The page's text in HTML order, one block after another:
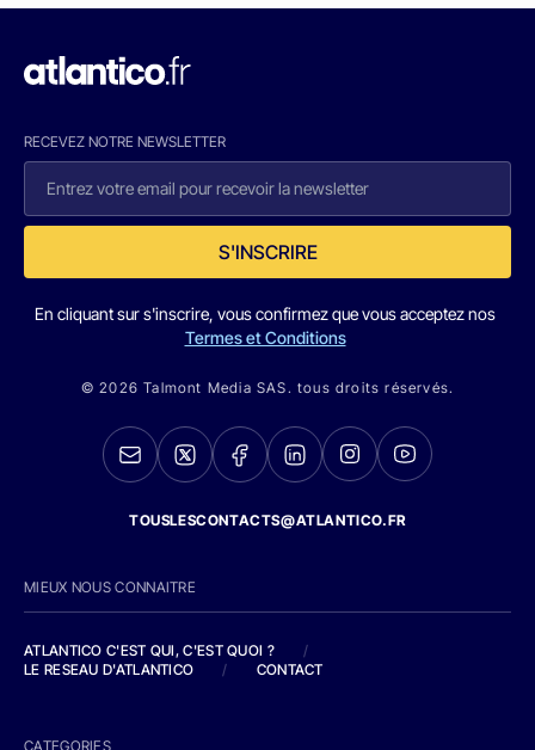
RECEVEZ NOTRE NEWSLETTER
S'INSCRIRE
En cliquant sur s'inscrire, vous confirmez que vous acceptez nos
Termes et Conditions
© 2026 Talmont Media SAS. tous droits réservés.
TOUSLESCONTACTS@ATLANTICO.FR
MIEUX NOUS CONNAITRE
ATLANTICO C'EST QUI, C'EST QUOI ?
/
LE RESEAU D'ATLANTICO
/ CONTACT
CATEGORIES